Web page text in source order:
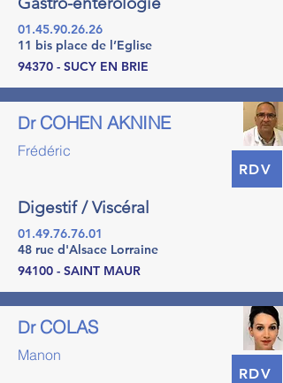
01.45.90.26.26
11 bis place de l’Eglise
94370 - SUCY EN BRIE
COHEN AKNINE
Dr
Frédéric
RDV
Digestif / Viscéral
01.49.76.76.01
48 rue d'Alsace Lorraine
94100 - SAINT MAUR
COLAS
Dr
Manon
RDV